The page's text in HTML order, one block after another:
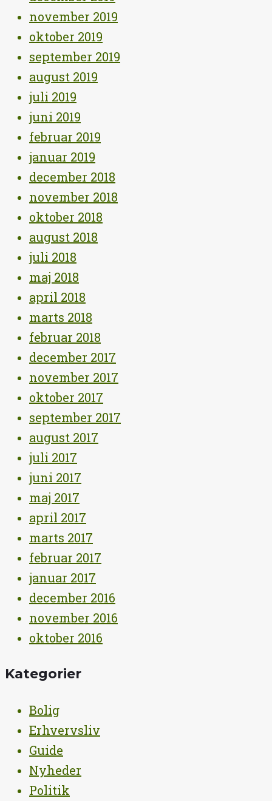
november 2019
oktober 2019
september 2019
august 2019
juli 2019
juni 2019
februar 2019
januar 2019
december 2018
november 2018
oktober 2018
august 2018
juli 2018
maj 2018
april 2018
marts 2018
februar 2018
december 2017
november 2017
oktober 2017
september 2017
august 2017
juli 2017
juni 2017
maj 2017
april 2017
marts 2017
februar 2017
januar 2017
december 2016
november 2016
oktober 2016
Kategorier
Bolig
Erhvervsliv
Guide
Nyheder
Politik